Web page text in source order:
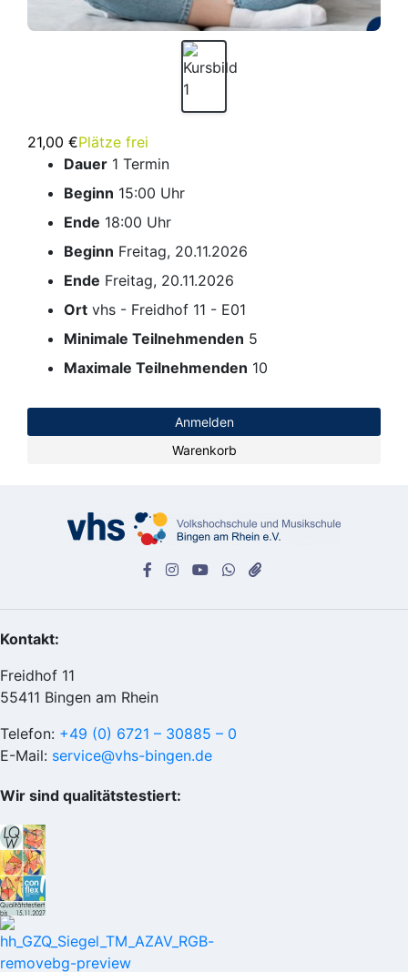
21,00 €Plätze frei
Dauer 1 Termin
Beginn 15:00 Uhr
Ende 18:00 Uhr
Beginn Freitag, 20.11.2026
Ende Freitag, 20.11.2026
Ort vhs - Freidhof 11 - E01
Minimale Teilnehmenden 5
Maximale Teilnehmenden 10
Anmelden
Warenkorb
Kontakt:
Freidhof 11
55411 Bingen am Rhein
Telefon: +49 (0) 6721 – 30885 – 0
E-Mail: service@vhs-bingen.de
Wir sind qualitätstestiert: